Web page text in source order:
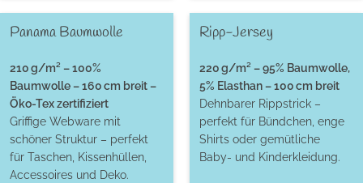
Panama Baumwolle
210 g/m² – 100%
Baumwolle – 160 cm breit –
Öko-Tex zertifiziert
Griffige Webware mit
schöner Struktur – perfekt
für Taschen, Kissenhüllen,
Accessoires und Deko.
Ripp-Jersey
220 g/m² – 95% Baumwolle,
5% Elasthan – 100 cm breit
Dehnbarer Rippstrick –
perfekt für Bündchen, enge
Shirts oder gemütliche
Baby- und Kinderkleidung.